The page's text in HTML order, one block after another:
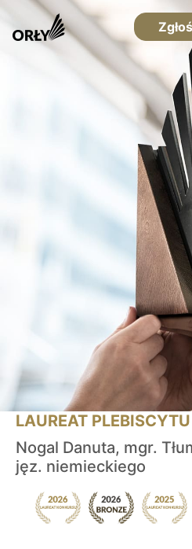
LAUREAT
Nogal Danuta, mgr.
jęz. niemieckiego